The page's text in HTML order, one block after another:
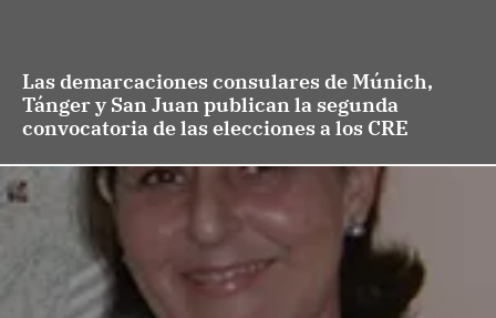
Las demarcaciones consulares de Múnich,
Tánger y San Juan publican la segunda
convocatoria de las elecciones a los CRE